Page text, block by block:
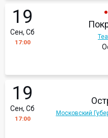
19
Сен, Сб
17:00
19
Сен, Сб
17:00
Московский